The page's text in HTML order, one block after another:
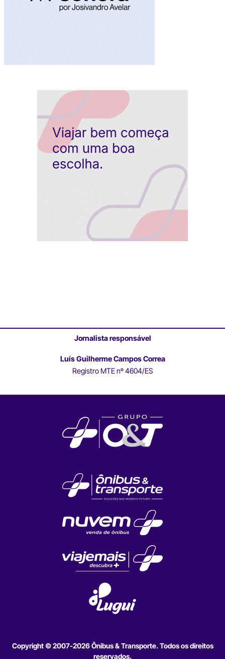
Jornalista responsável
Luís Guilherme Campos Correa
Registro MTE nº 4604/ES
Copyright © 2007-2026 Ônibus & Transporte. Todos os direitos
reservados.